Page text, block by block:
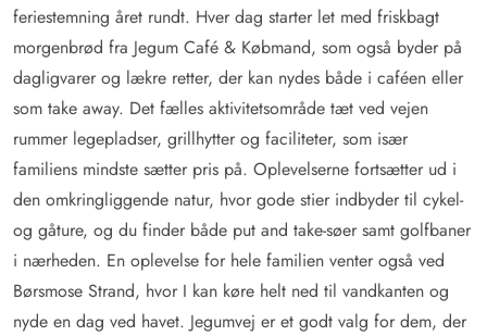
feriestemning året rundt. Hver dag starter let med friskbagt
morgenbrød fra Jegum Café & Købmand, som også byder på
dagligvarer og lækre retter, der kan nydes både i caféen eller
som take away. Det fælles aktivitetsområde tæt ved vejen
rummer legepladser, grillhytter og faciliteter, som især
familiens mindste sætter pris på. Oplevelserne fortsætter ud i
den omkringliggende natur, hvor gode stier indbyder til cykel-
og gåture, og du finder både put and take-søer samt golfbaner
i nærheden. En oplevelse for hele familien venter også ved
Børsmose Strand, hvor I kan køre helt ned til vandkanten og
nyde en dag ved havet. Jegumvej er et godt valg for dem, der